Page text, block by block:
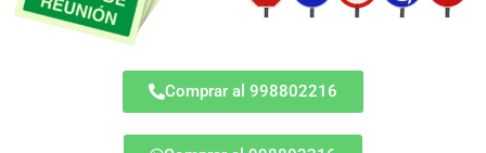
Comprar al 998802216